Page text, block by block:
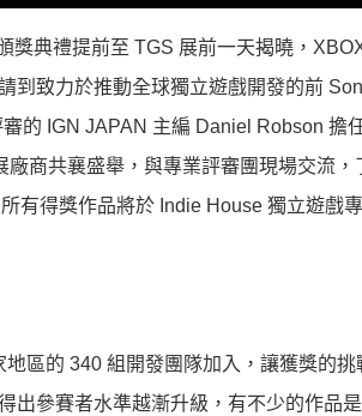
典禮提前至 TGS 展前一天揭曉，
到致力於推動全球獨立遊戲開發的前
的 IGN JAPAN 主編 Daniel Robson 擔
商共襄盛舉，與專業評審團現場交流
有得獎作品將於 Indie House 獨立遊戲
區的 340 組開發團隊加入，讓獲獎的
出參賽者水準越漸升級，有不少的作品